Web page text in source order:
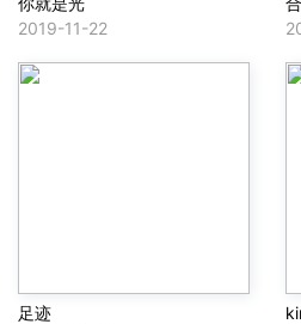
2019-11-22
足迹